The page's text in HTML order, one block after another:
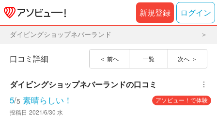
新規登録 ログイン
ダイビングショップネバーランド
前へ 一覧 次へ
口コミ詳細
ダイビングショップネバーランドの口コミ ︙
5/5 素晴らしい！
アソビュー！で体験
投稿日 2021/6/30 水